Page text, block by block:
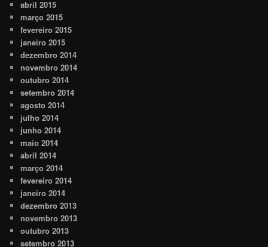
abril 2015
março 2015
fevereiro 2015
janeiro 2015
dezembro 2014
novembro 2014
outubro 2014
setembro 2014
agosto 2014
julho 2014
junho 2014
maio 2014
abril 2014
março 2014
fevereiro 2014
janeiro 2014
dezembro 2013
novembro 2013
outubro 2013
setembro 2013